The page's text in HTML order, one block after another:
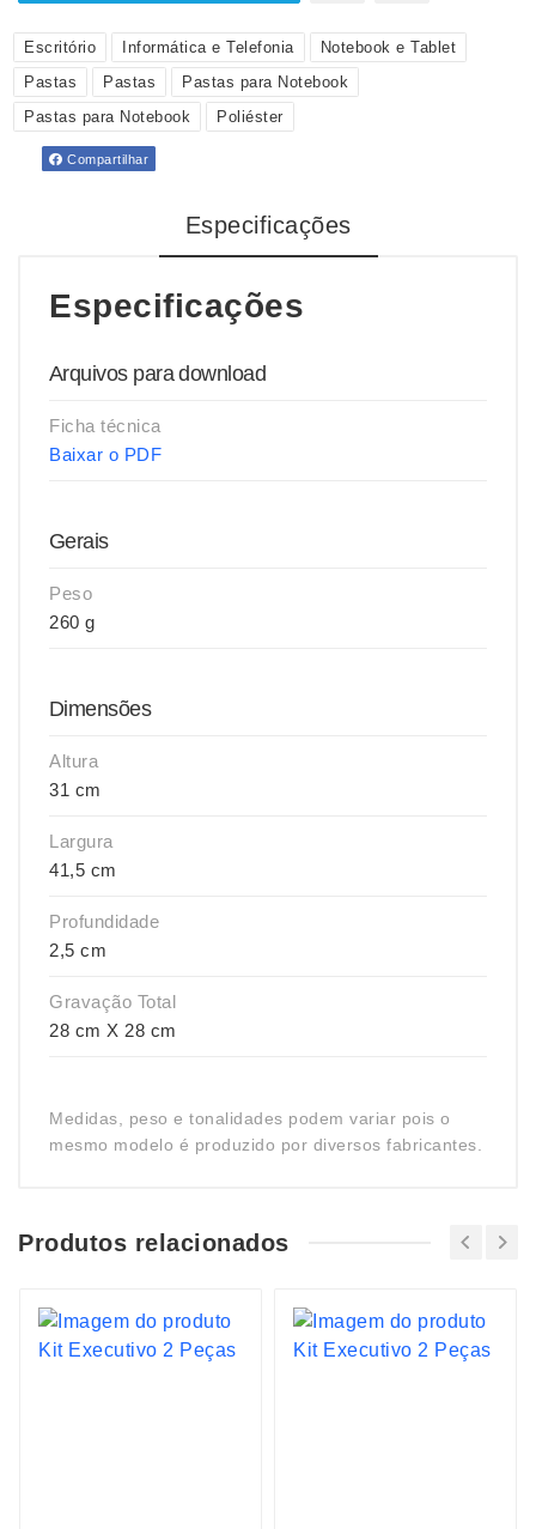
Escritório Informática e Telefonia
Notebook e Tablet
Pastas
Pastas
Pastas para Notebook
Pastas para Notebook
Poliéster
Compartilhar
Especificações
Especificações
Arquivos para download
Ficha técnica
Baixar o PDF
Gerais
Peso
260 g
Dimensões
Altura
31 cm
Largura
41,5 cm
Profundidade
2,5 cm
Gravação Total
28 cm X 28 cm
Medidas, peso e tonalidades podem variar pois o
mesmo modelo é produzido por diversos fabricantes.
Produtos relacionados